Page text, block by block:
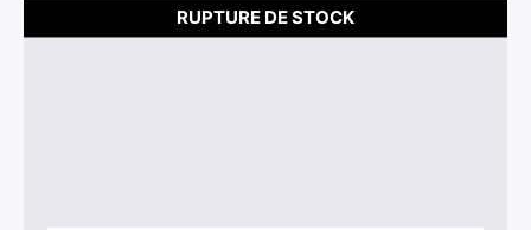
RUPTURE DE STOCK